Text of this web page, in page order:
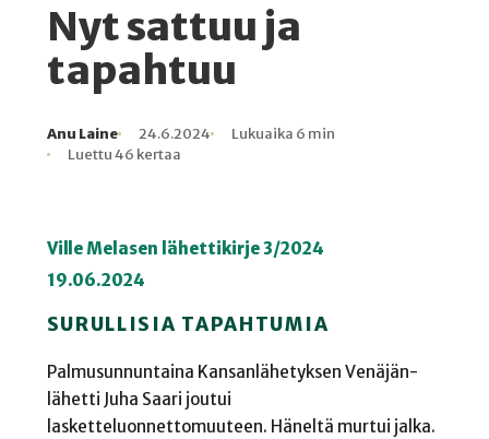
Nyt sattuu ja
tapahtuu
Kirjoittaja
Anu Laine
Julkaistu
24.6.2024
Lukuaika
Lukuaika 6 min
Lukukertoja
Luettu 46 kertaa
Ville Melasen lähettikirje 3/2024
19.06.2024
SURULLISIA TAPAHTUMIA
Palmusunnuntaina Kansanlähetyksen Venäjän-
lähetti Juha Saari joutui
lasketteluonnettomuuteen. Häneltä murtui jalka.